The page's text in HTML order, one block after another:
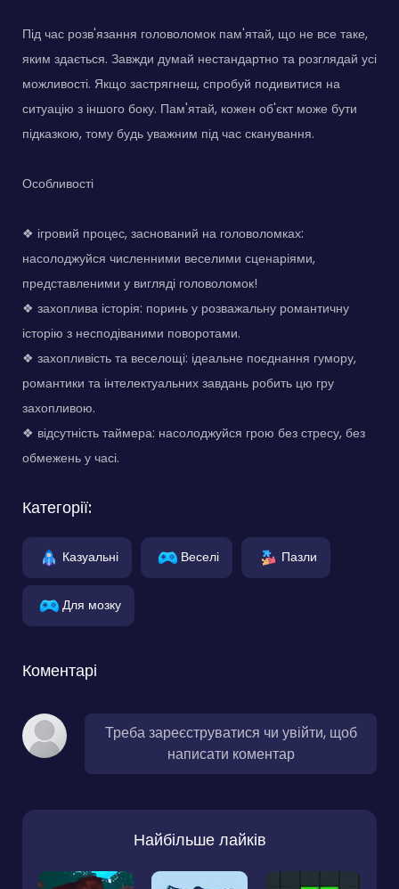
Під час розв'язання головоломок пам'ятай, що не все таке,
яким здається. Завжди думай нестандартно та розглядай усі
можливості. Якщо застрягнеш, спробуй подивитися на
ситуацію з іншого боку. Пам'ятай, кожен об'єкт може бути
підказкою, тому будь уважним під час сканування.
Особливості
❖ ігровий процес, заснований на головоломках:
насолоджуйся численними веселими сценаріями,
представленими у вигляді головоломок!
❖ захоплива історія: поринь у розважальну романтичну
історію з несподіваними поворотами.
❖ захопливість та веселощі: ідеальне поєднання гумору,
романтики та інтелектуальних завдань робить цю гру
захопливою.
❖ відсутність таймера: насолоджуйся грою без стресу, без
обмежень у часі.
Категорії:
Казуальні Веселі Пазли
Для мозку
Коментарі
Треба зареєструватися чи увійти, щоб
написати коментар
Найбільше лайків